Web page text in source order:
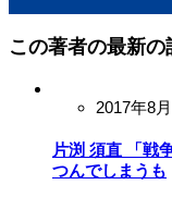
この著者の最新の
2017年8
片渕 須直 「戦
つんでしまうも